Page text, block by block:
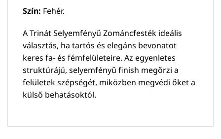
Szín: Fehér.
A Trinát Selyemfényű Zománcfesték ideális
választás, ha tartós és elegáns bevonatot
keres fa- és fémfelületeire. Az egyenletes
struktúrájú, selyemfényű finish megőrzi a
felületek szépségét, miközben megvédi őket a
külső behatásoktól.